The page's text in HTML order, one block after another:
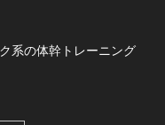
系の体幹トレーニング